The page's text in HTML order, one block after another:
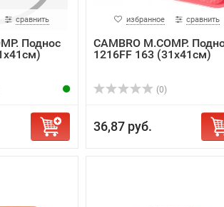
сравнить
Поднос
избранное сравнить
CAMBRO M.COMP.
1216FF 163 (31х41см)
(0)
36,87 руб.